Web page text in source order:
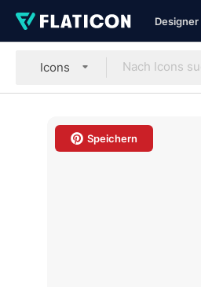
Designer
Icons
Speichern